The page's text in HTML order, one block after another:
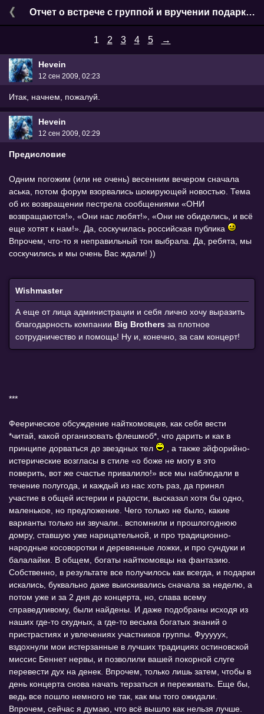
Отчет о встрече с группой и вручении подарков
1 2 3 4 5 →
Hevein
12 сен 2009, 02:23
Итак, начнем, пожалуй.
Hevein
12 сен 2009, 02:29
Предисловие
Одним погожим (или не очень) весенним вечером сначала
аська, потом форум взорвались шокирующей новостью. Тема
об их возвращении пестрела сообщениями «ОНИ
возвращаются!», «Они нас любят!», «Они не обиделись, и всё
еще хотят к нам!». Да, соскучилась российская публика
Впрочем, что-то я неправильный тон выбрала. Да, ребята, мы
соскучились и мы очень Вас ждали! ))
Wishmaster
А еще от лица администрации и себя лично хочу выразить
благодарность компании Big Brothers за плотное
сотрудничество и помощь! Ну и, конечно, за сам концерт!
***
Феерическое обсуждение найткомовцев, как себя вести
*читай, какой организовать флешмоб*, что дарить и как в
принципе дорваться до звездных тел
, а также эйфорийно-
истерические возгласы в стиле «о боже не могу в это
поверить, вот же счастье привалило!» все мы наблюдали в
течение полугода, и каждый из нас хоть раз, да принял
участие в общей истерии и радости, высказал хотя бы одно,
маленькое, но предложение. Чего только не было, какие
варианты только ни звучали.. вспомнили и прошлогоднюю
домру, ставшую уже нарицательной, и про традиционно-
народные косоворотки и деревянные ложки, и про сундуки и
балалайки. В общем, богаты найткомовцы на фантазию.
Собственно, в результате все получилось как всегда, и подарки
искались, буквально даже выискивались сначала за неделю, а
потом уже и за 2 дня до концерта, но, слава всему
справедливому, были найдены. И даже подобраны исходя из
наших где-то скудных, а где-то весьма богатых знаний о
пристрастиях и увлечениях участников группы. Фууууух,
вздохнули мои истерзанные в лучших традициях остиновской
миссис Беннет нервы, и позволили вашей покорной слуге
перевести дух на денек. Впрочем, только лишь затем, чтобы в
день концерта снова начать терзаться и переживать. Еще бы,
ведь все пошло немного не так, как мы того ожидали.
Впрочем, сейчас я думаю, что всё вышло как нельзя лучше.